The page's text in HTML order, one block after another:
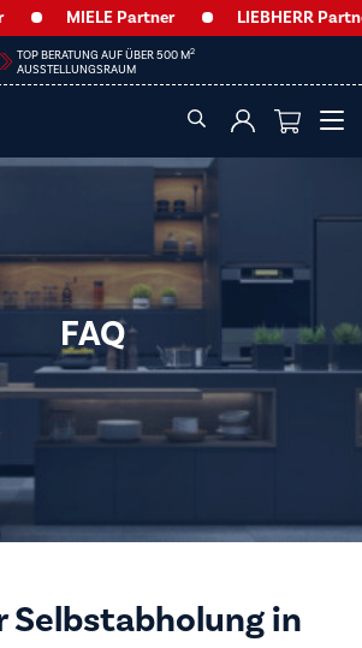
MIELE Partner LIEBHERR Partner
HEUTE GESCHLOSSEN
FAQ
Selbstabholung in